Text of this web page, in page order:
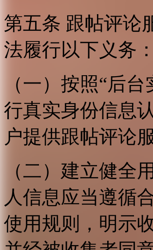
第五条 跟帖评论
法履行以下义务：
（一）按照“后
行真实身份信息
户提供跟帖评论服
（二）建立健全
人信息应当遵循
使用规则，明示